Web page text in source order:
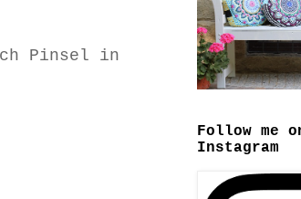
Pinsel in
Follow me
Instagram